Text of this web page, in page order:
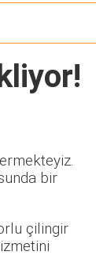
bir
çilingir